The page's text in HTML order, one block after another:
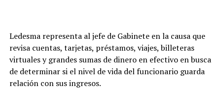
Ledesma representa al jefe de Gabinete en la causa que
revisa cuentas, tarjetas, préstamos, viajes, billeteras
virtuales y grandes sumas de dinero en efectivo en busca
de determinar si el nivel de vida del funcionario guarda
relación con sus ingresos.